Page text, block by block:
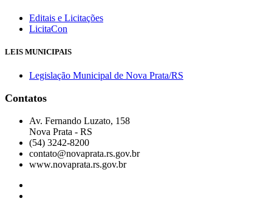
Editais e Licitações
LicitaCon
LEIS MUNICIPAIS
Legislação Municipal de Nova Prata/RS
Contatos
Av. Fernando Luzato, 158
Nova Prata - RS
(54) 3242-8200
contato@novaprata.rs.gov.br
www.novaprata.rs.gov.br